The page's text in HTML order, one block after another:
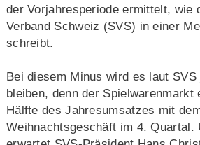
der Vorjahresperiode ermittelt, wie
Verband Schweiz (SVS) in einer
schreibt.
Bei diesem Minus wird es laut
bleiben, denn der Spielwaren­markt
Hälfte des Jahresumsatzes mit
Weihnachtsgeschäft im 4. Quartal.